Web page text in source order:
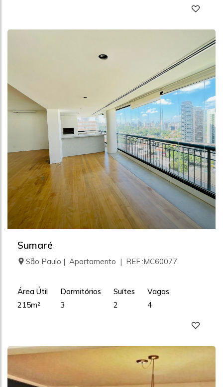
Sumaré
São Paulo | Apartamento | REF.:MC60077
Área Útil
215m²
Dormitórios
3
Suítes
2
Vagas
4